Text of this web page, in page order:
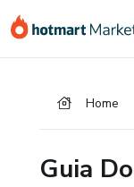
para
para
para
Home
Guia